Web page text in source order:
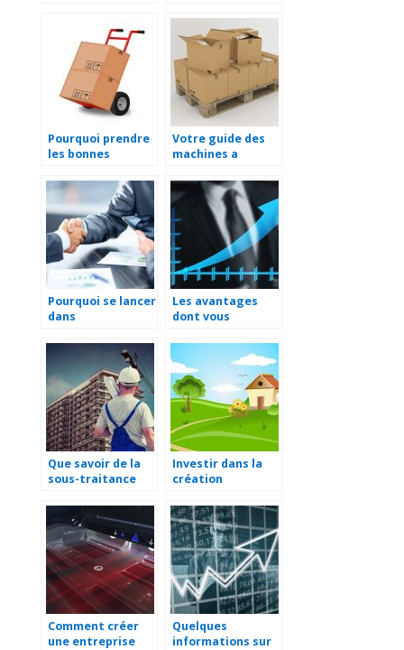
l’entreprise
Pourquoi prendre
les bonnes
manutention en
entreprise ?
Votre guide des
machines a
Pourquoi se lancer
dans
?
Les avantages
dont vous
une SASU
Que savoir de la
sous-traitance
Investir dans la
création
d’aménagement
paysager
Comment créer
une entreprise
Quelques
informations sur